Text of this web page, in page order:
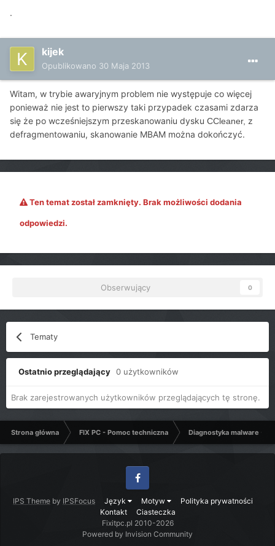
.
kijek
Opublikowano 30 Maja 2013
Witam, w trybie awaryjnym problem nie występuje co więcej
ponieważ nie jest to pierwszy taki przypadek czasami zdarza
się że po wcześniejszym przeskanowaniu dysku CCleaner, z
defragmentowaniu, skanowanie MBAM można dokończyć.
Ten temat został zamknięty. Brak możliwości dodania
odpowiedzi.
Obserwujący 0
Tematy
Ostatnio przeglądający 0 użytkowników
Brak zarejestrowanych użytkowników przeglądających tę stronę.
Strona główna FIX PC - Pomoc techniczna Diagnostyka malware -
IPS Theme by IPSFocus Język Motyw
Polityka prywatności
Kontakt
Ciasteczka
Facebook
Fixitpc.pl 2010-2026
Powered by Invision Community